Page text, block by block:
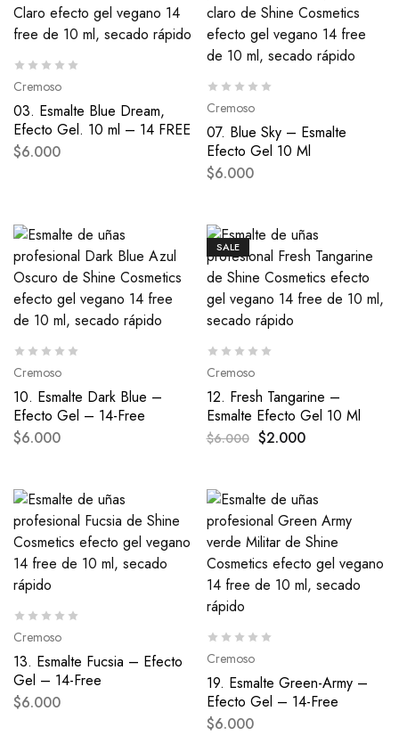
Cremoso
03. Esmalte Blue Dream,
Efecto Gel. 10 ml – 14 FREE
$6.000
Cremoso
07. Blue Sky – Esmalte
Efecto Gel 10 Ml
$6.000
Cremoso
10. Esmalte Dark Blue –
Efecto Gel – 14-Free
$6.000
SALE
Cremoso
12. Fresh Tangarine –
Esmalte Efecto Gel 10 Ml
$6.000 $2.000
Cremoso
13. Esmalte Fucsia – Efecto
Gel – 14-Free
$6.000
Cremoso
19. Esmalte Green-Army –
Efecto Gel – 14-Free
$6.000